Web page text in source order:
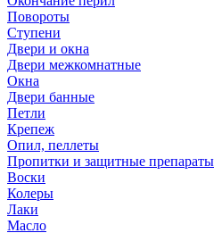
Повороты
Ступени
Двери и окна
Двери межкомнатные
Окна
Двери банные
Петли
Крепеж
Опил, пеллеты
Пропитки и защитные препараты
Воски
Колеры
Лаки
Масло